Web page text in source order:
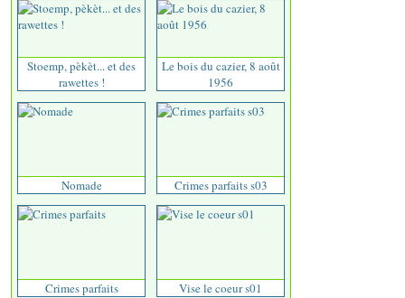
Stoemp, pèkèt... et des
rawettes !
Le bois du cazier, 8 août
1956
Nomade Crimes parfaits s03
Crimes parfaits Vise le coeur s01